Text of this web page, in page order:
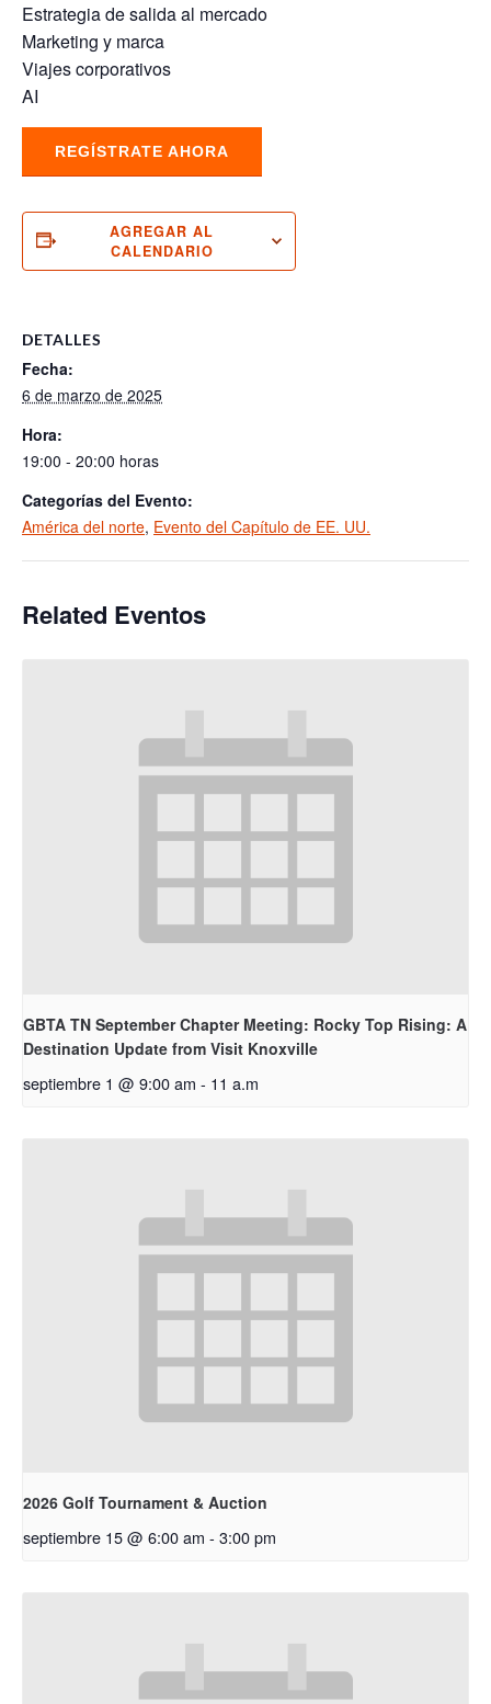
Estrategia de salida al mercado
Marketing y marca
Viajes corporativos
AI
REGÍSTRATE AHORA
AGREGAR AL
CALENDARIO
DETALLES
Fecha:
6 de marzo de 2025
Hora:
19:00 - 20:00 horas
Categorías del Evento:
América del norte, Evento del Capítulo de EE. UU.
Related Eventos
GBTA TN September Chapter Meeting: Rocky Top Rising: A
Destination Update from Visit Knoxville
septiembre 1 @ 9:00 am - 11 a.m
2026 Golf Tournament & Auction
septiembre 15 @ 6:00 am - 3:00 pm